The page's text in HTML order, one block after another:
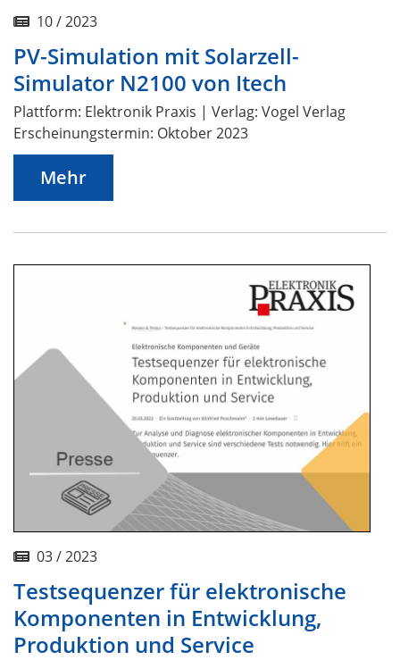
10 / 2023
PV-Simulation mit Solarzell-
Simulator N2100 von Itech
Plattform: Elektronik Praxis | Verlag: Vogel Verlag
Erscheinungstermin: Oktober 2023
Mehr
03 / 2023
Testsequenzer für elektronische
Komponenten in Entwicklung,
Produktion und Service